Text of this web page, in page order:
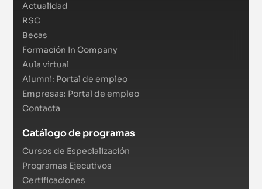
Actualidad
RSC
Becas
Formación In Company
Aula virtual
Alumni: Portal de empleo
Empresas: Portal de empleo
Contacta
Catálogo de programas
Cursos de Especialización
Programas Ejecutivos
Certificaciones